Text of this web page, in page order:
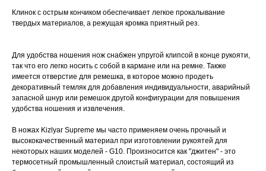
Клинок с острым кончиком обеспечивает легкое прокалывание
твердых материалов, а режущая кромка приятный рез.
Для удобства ношения нож снабжен упругой клипсой в конце рукояти,
так что его легко носить с собой в кармане или на ремне. Также
имеется отверстие для ремешка, в которое можно продеть
декоративный темляк для добавления индивидуальности, аварийный
запасной шнур или ремешок другой конфигурации для повышения
удобства ношения и извлечения.
В ножах Kizlyar Supreme мы часто применяем очень прочный и
высококачественный материал при изготовлении рукоятей для
некоторых наших моделей - G10. Произносится как "джитен" - это
термосетный промышленный слоистый материал, состоящий из